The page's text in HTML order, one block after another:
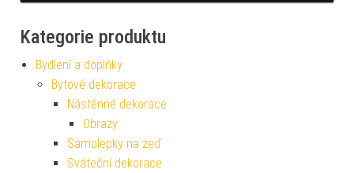
Kategorie produktu
Bydlení a doplňky
Bytové dekorace
Nástěnné dekorace
Obrazy
Samolepky na zeď
Sváteční dekorace